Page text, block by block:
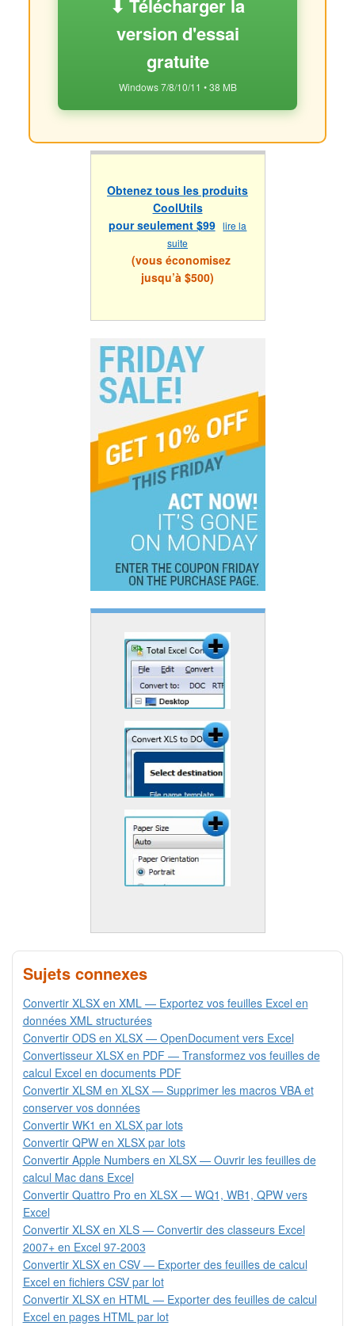
⬇ Télécharger la
version d'essai
gratuite
Windows 7/8/10/11 • 38 MB
Obtenez tous les produits
CoolUtils
pour seulement $99 lire la
suite
(vous économisez
jusqu’à $500)
Sujets connexes
Convertir XLSX en XML — Exportez vos feuilles Excel en
données XML structurées
Convertir ODS en XLSX — OpenDocument vers Excel
Convertisseur XLSX en PDF — Transformez vos feuilles de
calcul Excel en documents PDF
Convertir XLSM en XLSX — Supprimer les macros VBA et
conserver vos données
Convertir WK1 en XLSX par lots
Convertir QPW en XLSX par lots
Convertir Apple Numbers en XLSX — Ouvrir les feuilles de
calcul Mac dans Excel
Convertir Quattro Pro en XLSX — WQ1, WB1, QPW vers
Excel
Convertir XLSX en XLS — Convertir des classeurs Excel
2007+ en Excel 97-2003
Convertir XLSX en CSV — Exporter des feuilles de calcul
Excel en fichiers CSV par lot
Convertir XLSX en HTML — Exporter des feuilles de calcul
Excel en pages HTML par lot